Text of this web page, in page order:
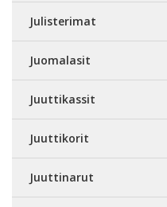
Julisterimat
Juomalasit
Juuttikassit
Juuttikorit
Juuttinarut